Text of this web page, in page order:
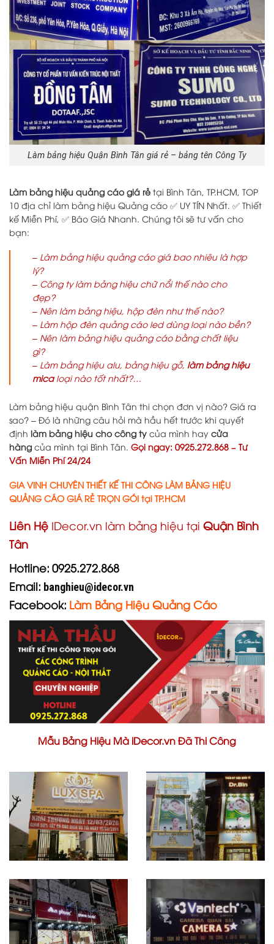
Làm bảng hiệu Quận Bình Tân giá rẻ – bảng tên Công Ty
Làm bảng hiệu quảng cáo giá rẻ tại Bình Tân, TP.HCM, TOP
10 địa chỉ làm bảng hiệu Quảng cáo ✅ UY TÍN Nhất. ✅ Thiết
kế Miễn Phí, ✅ Báo Giá Nhanh. Chúng tôi sẽ tư vấn cho
bạn:
– Làm bảng hiệu quảng cáo giá bao nhiêu là hợp
lý?
– Công ty làm bảng hiệu chữ nổi thế nào cho
đẹp?
– Nên làm bảng hiệu, hộp đèn như thế nào?
– Làm hộp đèn quảng cáo led dùng loại nào bền?
– Nên làm bảng hiệu quảng cáo bằng chất liệu
gì?
– Làm bảng hiệu alu, bảng hiệu gỗ, làm bảng hiệu
micaloại nào tốt nhất?…
Làm bảng hiệu quận Bình Tân thi chọn đơn vị nào? Giá ra
sao? – Đó là những câu hỏi mà hầu hết trước khi quyết
định làm bảng hiệu cho công ty của mình hay cửa
hàng của mình tại Bình Tân. Gọi ngay: 0925.272.868 – Tư
Vấn Miễn Phí 24/24
GIA VINH CHUYÊN THIẾT KẾ THI CÔNG LÀM BẢNG HIỆU
QUẢNG CÁO GIÁ RẺ TRỌN GÓI tại TP.HCM
Liên Hệ IDecor.vn làm bảng hiệu tại Quận Bình
Tân
Hotline: 0925.272.868
Email: banghieu@idecor.vn
Facebook: Làm Bảng Hiệu Quảng Cáo
Mẫu Bảng Hiệu Mà iDecor.vn Đã Thi Công